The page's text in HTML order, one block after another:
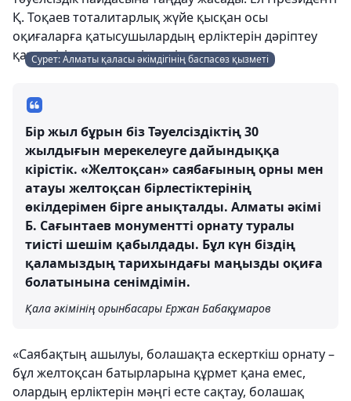
Қ. Тоқаев тоталитарлық жүйе қысқан осы
оқиғаларға қатысушылардың ерліктерін дәріптеу
қажеттігі туралы мәлімдеді.
Сурет: Алматы қаласы әкімдігінің баспасөз қызметі
Бір жыл бұрын біз Тәуелсіздіктің 30
жылдығын мерекелеуге дайындыққа
кірістік. «Желтоқсан» саябағының орны мен
атауы желтоқсан бірлестіктерінің
өкілдерімен бірге анықталды. Алматы әкімі
Б. Сағынтаев монументті орнату туралы
тиісті шешім қабылдады. Бұл күн біздің
қаламыздың тарихындағы маңызды оқиға
болатынына сенімдімін.
Қала әкімінің орынбасары Ержан Бабақұмаров
«Саябақтың ашылуы, болашақта ескерткіш орнату –
бұл желтоқсан батырларына құрмет қана емес,
олардың ерліктерін мәңгі есте сақтау, болашақ